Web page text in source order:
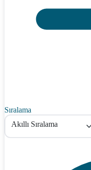
Sıralama
Akıllı Sıralama